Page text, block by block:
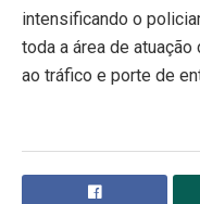
intensificando o
toda a área de
ao tráfico e porte de